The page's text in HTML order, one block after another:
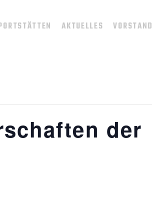
AKTUELLES VORSTAND
der